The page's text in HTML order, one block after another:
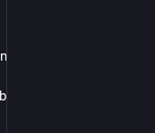
Social-Media
auch